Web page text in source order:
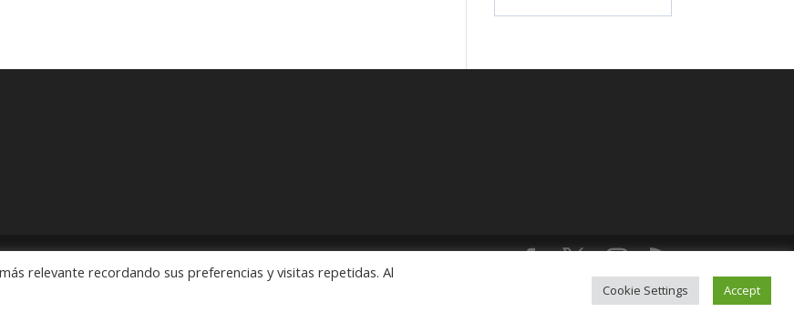
55 5563 2913 y 55 5563 1186 Rubens # 3, Esquina Revolución, Colonia Mixcoac, C.P. 03910, CDMX,
relevante recordando sus preferencias y visitas repetidas. Al
Cookie Settings Accept